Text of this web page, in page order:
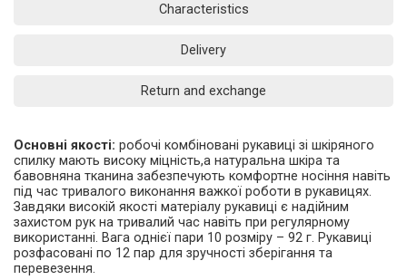
Characteristics
Delivery
Return and exchange
Основні якості: робочі комбіновані рукавиці зі шкіряного
спилку мають високу міцність,а натуральна шкіра та
бавовняна тканина забезпечують комфортне носіння навіть
під час тривалого виконання важкої роботи в рукавицях.
Завдяки високій якості матеріалу рукавиці є надійним
захистом рук на тривалий час навіть при регулярному
використанні. Вага однієї пари 10 розміру – 92 г. Рукавиці
розфасовані по 12 пар для зручності зберігання та
перевезення.